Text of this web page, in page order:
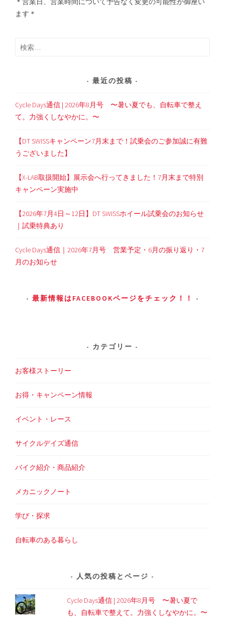
ます＊
検
最近の投稿
Cycle Days通信 | 2026年8月号 〜暑い夏でも、自転車で整え
て。力強くしなやかに。〜
【DT SWISSキャンペーン7月末まで！試乗会のご参加誠に有難
うございました】
【X-LAB取扱開始】展示会へ行ってきました！7月末まで特別
キャンペーン実施中
【2026年7月4日～12日】DT SWISSホイール試乗会のお知らせ
｜試乗特典あり
Cycle Days通信｜2026年7月号 営業予定・6月の振り返り・7
月のお知らせ
最新情報はFACEBOOKページをチェック！！
カテゴリー
お客様ストーリー
お得・キャンペーン情報
イベント・レース
サイクルデイズ通信
バイク紹介・商品紹介
メカニックノート
学び・探求
自転車のある暮らし
人気の投稿とページ
Cycle Days通信 | 2026年8月号 〜暑い夏で
も、自転車で整えて。力強くしなやかに。〜